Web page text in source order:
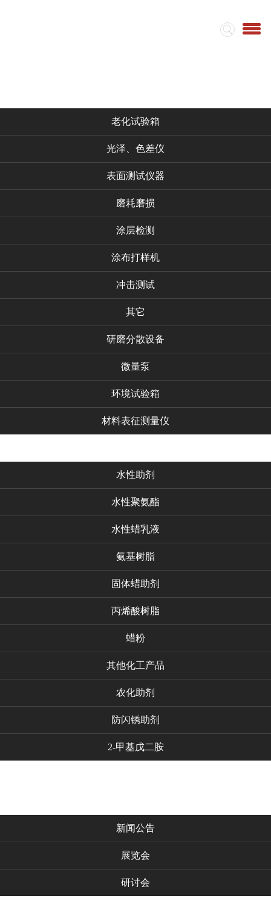
老化试验箱
光泽、色差仪
表面测试仪器
磨耗磨损
涂层检测
涂布打样机
冲击测试
其它
研磨分散设备
微量泵
环境试验箱
材料表征测量仪
水性助剂
水性聚氨酯
水性蜡乳液
氨基树脂
固体蜡助剂
丙烯酸树脂
蜡粉
其他化工产品
农化助剂
防闪锈助剂
2-甲基戊二胺
新闻公告
展览会
研讨会